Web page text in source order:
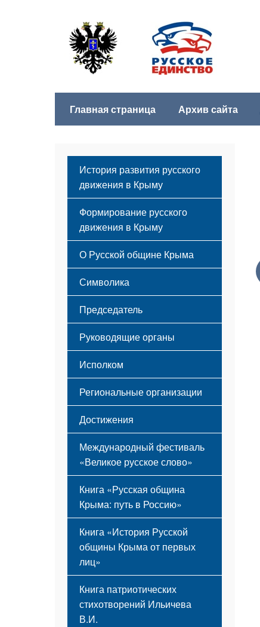
Главная страница Архив сайта
История развития русского
движения в Крыму
Формирование русского
движения в Крыму
Русский Крым
О Русской общине Крыма
Этапы становления
Принципы деятельности
Структура
Мероприятия
Символика
Флаг
Герб
Гимн
Председатель
Руководящие органы
Исполком
Региональные организации
Достижения
Международный фестиваль
«Великое русское слово»
Книга «Русская община
Крыма: путь в Россию»
Книга «История Русской
общины Крыма от первых
лиц»
Книга патриотических
стихотворений Ильичева
В.И.